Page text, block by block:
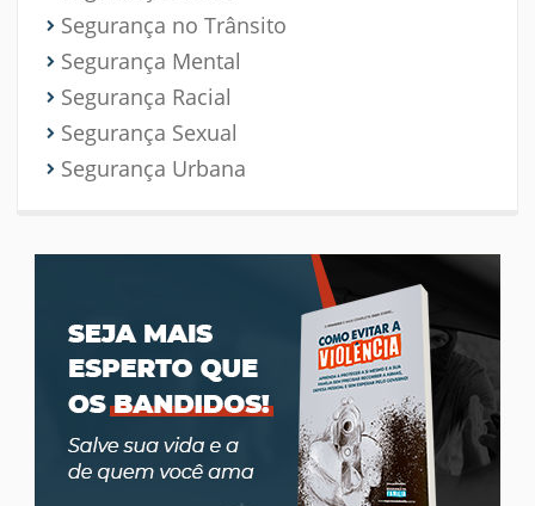
Segurança no Trânsito
Segurança Mental
Segurança Racial
Segurança Sexual
Segurança Urbana